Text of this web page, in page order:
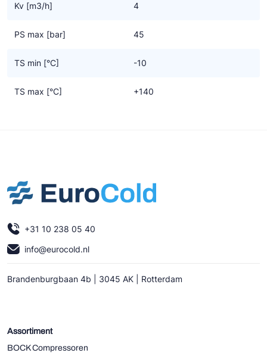
Kv [m3/h] 4
PS max [bar] 45
TS min [°C] -10
TS max [°C] +140
+31 10 238 05 40
info@eurocold.nl
Brandenburgbaan 4b | 3045 AK | Rotterdam
Assortiment
BOCK Compressoren